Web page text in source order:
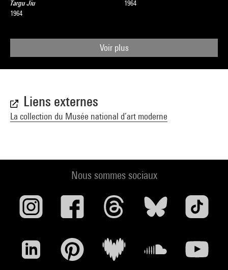
Targu Jiu
1964
1964
Voir plus
Liens externes
La collection du Musée national d’art moderne
Nous sommes sociaux